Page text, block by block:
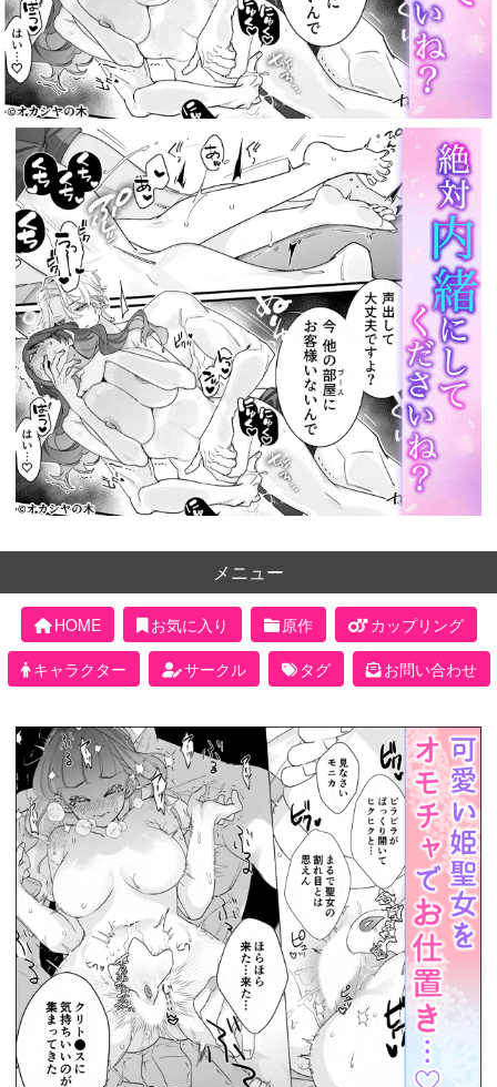
メニュー
HOME お気に入り 原作
カップリング
キャラクター
サークル タグ お問い合わせ